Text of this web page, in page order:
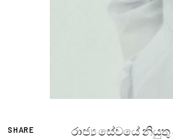
SHARE
රාජ්‍ය සේවයේ